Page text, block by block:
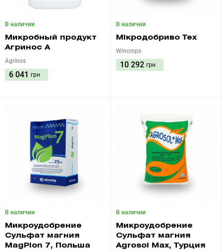
В наличии
Микробный продукт
Агринос А
Agrinos
6 041 грн
В наличии
Мікродобриво Тех
Wincrops
10 292 грн
В наличии
Микроудобрение
Сульфат магния
MagPlon 7, Польша
В наличии
Микроудобрение
Сульфат магния
Agrosol Max, Турция